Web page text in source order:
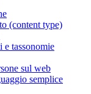
(content type)
tassonomie
sul web
semplice